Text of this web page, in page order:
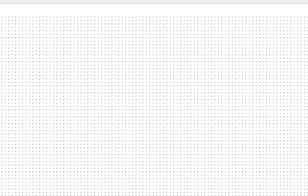
FACEBOOK
TWITTERFLIPBOARD
E-
MAIL
WHATSAPP